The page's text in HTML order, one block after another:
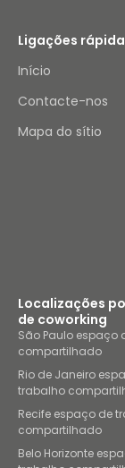
Ligações
Início
Contacte-nos
Mapa do sítio
Localizações
de coworking
São Paulo espaço
compartilhado
Rio de Janeiro
trabalho
Recife espaço de
compartilhado
Belo Horizonte